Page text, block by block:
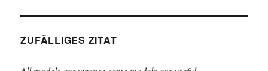
ZUFÄLLIGES ZITAT